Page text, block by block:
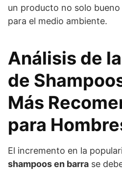
un producto no solo
para el medio ambiente.
Análisis de
de
Más
para
El incremento en la
shampoos en barra se